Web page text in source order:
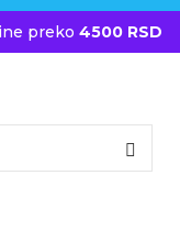
preko 4500 RSD